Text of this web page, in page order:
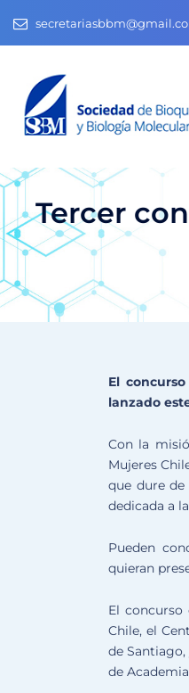
Tercer
El
lanzado
Con la
Mujeres
que dure
dedicada a
Pueden
quieran
El concurso
Chile, el
de
de